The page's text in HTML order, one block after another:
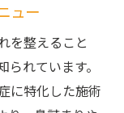
すすめ
用法
レッシュ地
ュー
を整えること
れています。
に特化した施術